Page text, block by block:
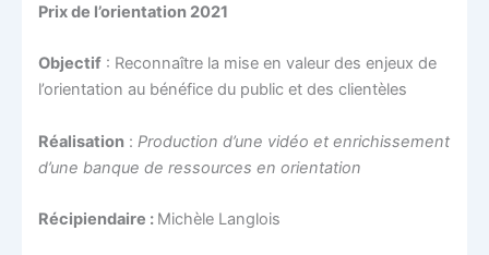
Prix de l’orientation 2021
Objectif: Reconnaître la mise en valeur des enjeux de
l’orientation au bénéfice du public et des clientèles
Réalisation: Production d’une vidéo et enrichissement
d’une banque de ressources en orientation
Récipiendaire : Michèle Langlois